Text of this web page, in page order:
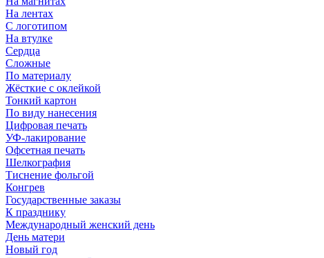
На лентах
С логотипом
На втулке
Сердца
Сложные
По материалу
Жёсткие с оклейкой
Тонкий картон
По виду нанесения
Цифровая печать
УФ-лакирование
Офсетная печать
Шелкография
Тиснение фольгой
Конгрев
Государственные заказы
К празднику
Международный женский день
День матери
Новый год